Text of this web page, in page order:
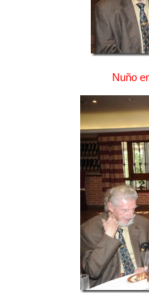
Nuño